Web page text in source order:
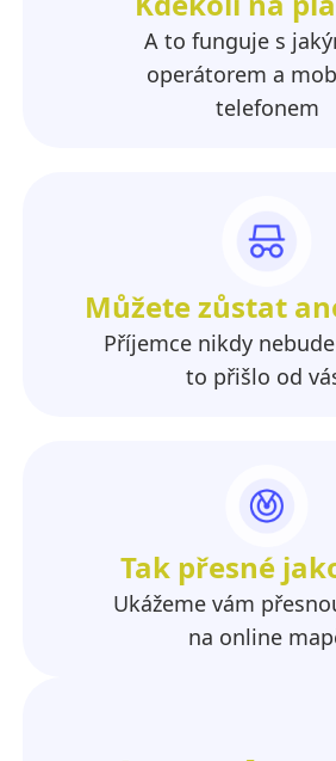
A to funguje s
operátorem a
telefonem
Můžete zůstat
Příjemce nikdy
to přišlo od
Tak přesné
Ukážeme vám
na online